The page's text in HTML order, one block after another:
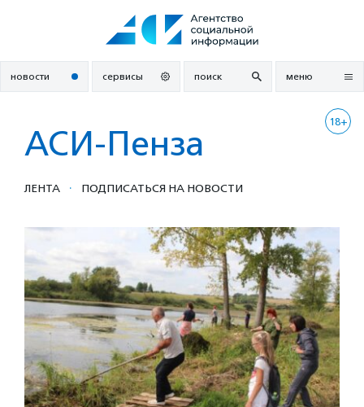
новости сервисы поиск меню
18+
АСИ-Пенза
ЛЕНТА · ПОДПИСАТЬСЯ НА НОВОСТИ